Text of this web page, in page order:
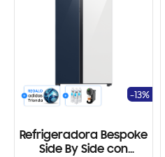
Refrigeradora Bespoke
Side By Side con
-13%